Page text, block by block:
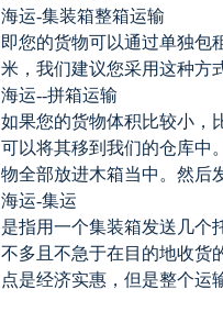
海运-集装箱整箱运输
即您的货物可以通过单独包
米，我们建议您采用这种方
海运--拼箱运输
如果您的货物体积比较小，
可以将其移到我们的仓库中
物全部放进木箱当中。然后
海运-集运
是指用一个集装箱发送几个
不多且不急于在目的地收货
点是经济实惠，但是整个运